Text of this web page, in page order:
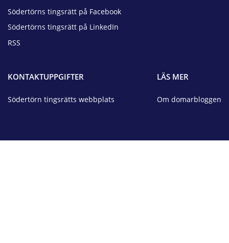
Södertörns tingsrätt på Facebook
Södertörns tingsrätt på LinkedIn
RSS
KONTAKTUPPGIFTER
Södertörn tingsrätts webbplats
LÄS MER
Om domarbloggen